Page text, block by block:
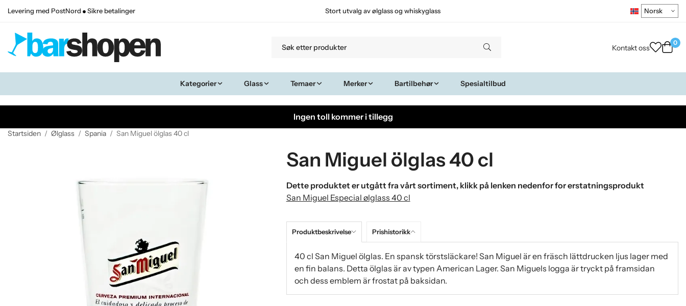
Levering med PostNord Sikre betalinger Stort utvalg av ølglass og whiskyglass
Kontakt oss
0
Kategorier Glass Temaer Merker Bartilbehør Spesialtilbud
Ingen toll kommer i tillegg
Startsiden / Ølglass / Spania / San Miguel ölglas 40 cl
San Miguel ölglas 40 cl
Dette produktet er utgått fra vårt sortiment, klikk på lenken nedenfor for erstatningsprodukt
San Miguel Especial ølglass 40 cl
Produktbeskrivelse Prishistorikk
40 cl San Miguel ölglas. En spansk törstsläckare! San Miguel är en fräsch lättdrucken ljus lager med
en fin balans. Detta ölglas är av typen American Lager. San Miguels logga är tryckt på framsidan
och dess emblem är frostat på baksidan.